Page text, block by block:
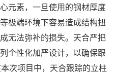
元素，一旦使用的钢材厚度
极端环境下容易造成结构扭
无法弥补的损失。天合严把
个性化加严设计，以确保跟
次项目中，天合跟踪的立柱